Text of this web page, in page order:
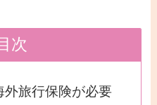
次
旅行保険が必要